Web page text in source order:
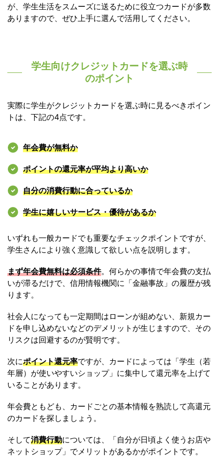
が、学生生活をスムーズに送るために役立つカードが多数
ありますので、ぜひ上手に選んで活用してください。
学生向けクレジットカードを選ぶ時
のポイント
実際に学生がクレジットカードを選ぶ時に見るべきポイン
トは、下記の4点です。
年会費が無料か
ポイントの還元率が平均より高いか
自分の消費行動に合っているか
学生に嬉しいサービス・優待があるか
いずれも一般カードでも重要なチェックポイントですが、
学生さんにより強く意識して欲しい点を説明します。
まず年会費無料は必須条件。何らかの事情で年会費の支払
いが滞るだけで、信用情報機関に「金融事故」の履歴が残
ります。
社会人になっても一定期間はローンが組めない、新規カー
ドを申し込めないなどのデメリットが生じますので、その
リスクは回避するのが賢明です。
次にポイント還元率ですが、カードによっては「学生（若
年層）が使いやすいショップ」に集中して還元率を上げて
いることがあります。
年会費ともども、カードごとの基本情報を熟読して高還元
のカードを探しましょう。
そして消費行動については、「自分が日頃よく使うお店や
ネットショップ」でメリットがあるかがポイントです。